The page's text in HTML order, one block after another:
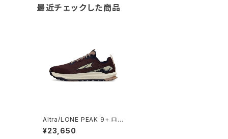
最近チェックした商品
Altra/LONE PEAK 9+ ロー
ンピーク 9+ ウィメンズ /Mar
oon
¥23,650